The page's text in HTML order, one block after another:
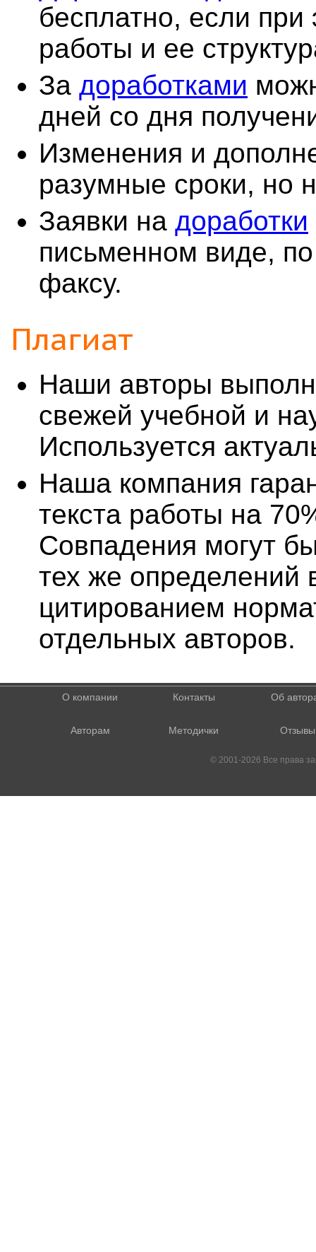
бесплатно, если
работы и ее
За доработками
дней со дня
Изменения и
разумные сроки, но
Заявки на доработки
письменном виде,
факсу.
Плагиат
Наши авторы
свежей учебной и
Используется
Наша компания
текста работы на
Совпадения могут
тех же определений
цитированием
отдельных авторов.
О компании Контакты Об
Авторам Методички Отзывы
© 2001-2026 Все права